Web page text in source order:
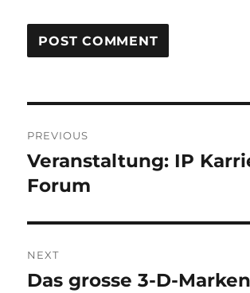
navigation
PREVIOUS
Previous
post:
Veranstaltung: IP
Forum
NEXT
Next
Das grosse 3-D-